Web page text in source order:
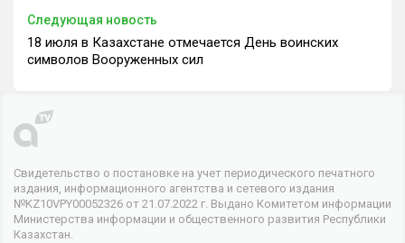
Следующая новость
18 июля в Казахстане отмечается День воинских
символов Вооруженных сил
Свидетельство о постановке на учет периодического печатного
издания, информационного агентства и сетевого издания
№KZ10VPY00052326 от 21.07.2022 г. Выдано Комитетом информации
Министерства информации и общественного развития Республики
Казахстан.